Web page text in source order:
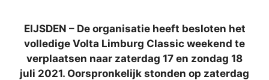
EIJSDEN – De organisatie heeft besloten het
volledige Volta Limburg Classic weekend te
verplaatsen naar zaterdag 17 en zondag 18
juli 2021. Oorspronkelijk stonden op zaterdag